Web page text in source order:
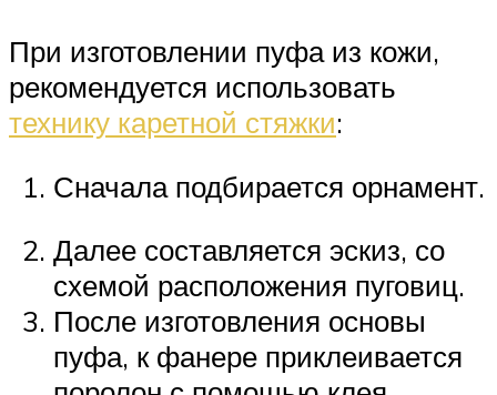
При изготовлении пуфа из кожи,
рекомендуется использовать
технику каретной стяжки:
Сначала подбирается орнамент.
Далее составляется эскиз, со
схемой расположения пуговиц.
После изготовления основы
пуфа, к фанере приклеивается